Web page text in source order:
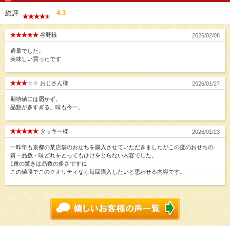
総評: 4.3
谷野様 2026/02/08
適量でした。
美味しい買ったです
おじさん様 2026/01/27
期待値には届かず。
品数が多すぎる。味も今一。
タッキー様 2026/01/23
一昨年も京都の某店舗のおせちを購入させていただきましたがこの度のおせちの
質・品数・味どれをとってもひけをとらない内容でした。
1番の驚きは品数の多さですね
この値段でこのクオリティなら毎回購入したいと思わせる内容です。